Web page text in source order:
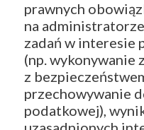
prawnych
na
zadań w interesie
(np. wykonywanie
z
przechowywanie
podatkowej),